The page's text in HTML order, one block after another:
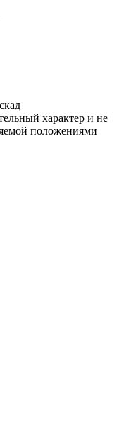
характер и не
положениями